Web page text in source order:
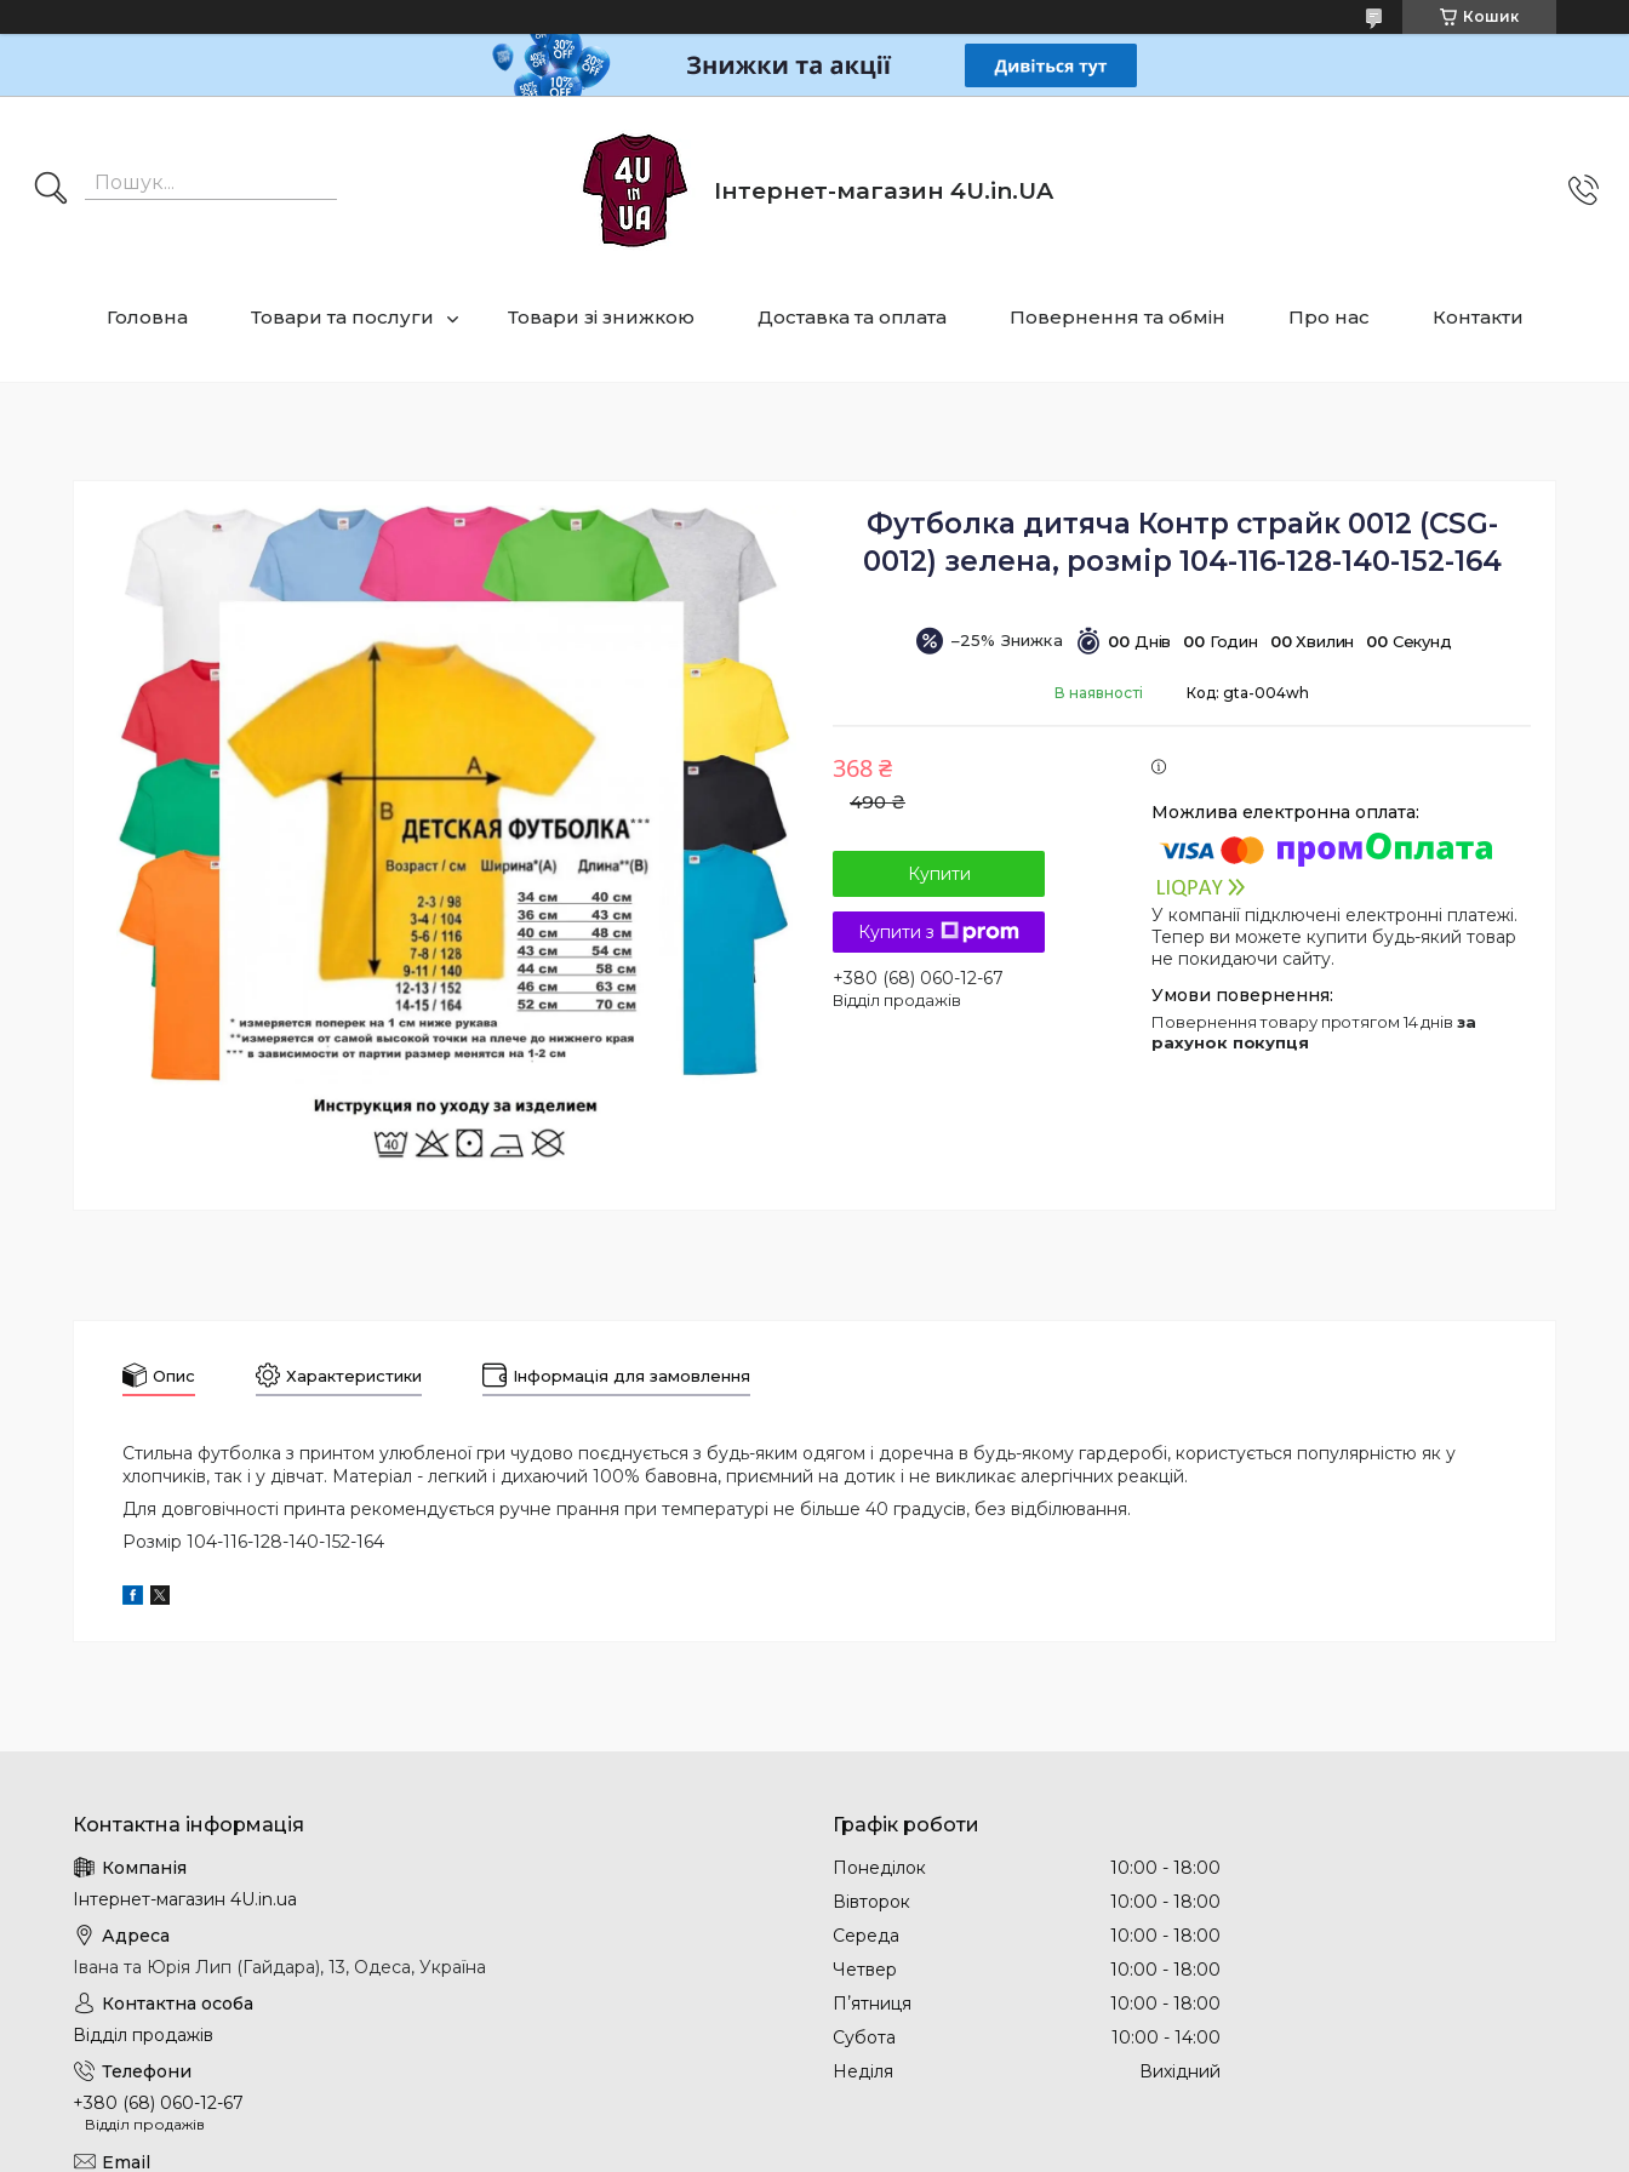
Кошик
Інтернет-магазин 4U.in.UA
Головна Товари та послуги Товари зі знижкою Доставка та оплата Повернення та обмін Про нас Контакти
Футболка дитяча Контр страйк 0012 (CSG-
0012) зелена, розмір 104-116-128-140-152-164
–25% 00 Днів 00 Годин 00 Хвилин 00 Секунд
В наявності Код: gta-004wh
490 ₴
368 ₴
Купити
Купити з
+380 (68) 060-12-67
Відділ продажів
У компанії підключені електронні платежі.
Тепер ви можете купити будь-який товар
не покидаючи сайту.
повернення товару протягом 14 днів за
рахунок покупця
Опис Характеристики Інформація для замовлення
Стильна футболка з принтом улюбленої гри чудово поєднується з будь-яким одягом і доречна в будь-якому гардеробі, користується популярністю як у
хлопчиків, так і у дівчат. Матеріал - легкий і дихаючий 100% бавовна, приємний на дотик і не викликає алергічних реакцій.
Для довговічності принта рекомендується ручне прання при температурі не більше 40 градусів, без відбілювання.
Розмір 104-116-128-140-152-164
Інтернет-магазин 4U.in.ua
Івана та Юрія Лип (Гайдара), 13, Одеса, Україна
Відділ продажів
+380 (68) 060-12-67
Відділ продажів
Графік роботи
Понеділок 10:00
18:00
Вівторок
10:00
18:00
Середа
10:00
18:00
Четвер
10:00
18:00
Пʼятниця
10:00
18:00
Субота
10:00
14:00
Неділя
Вихідний